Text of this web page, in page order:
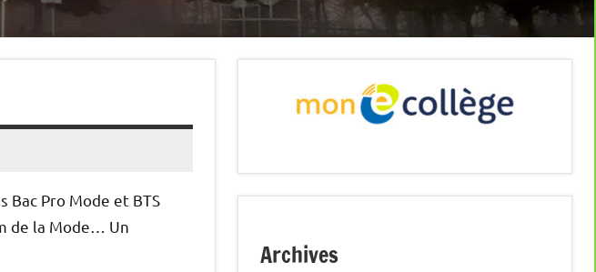
Bac Pro Mode et BTS
de la Mode… Un
Archives